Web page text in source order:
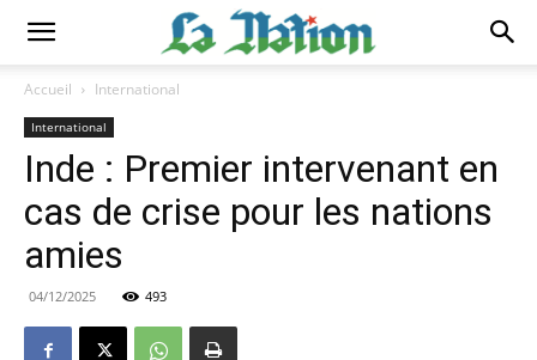
Accueil International
International
Inde : Premier intervenant en
cas de crise pour les nations
amies
04/12/2025 493